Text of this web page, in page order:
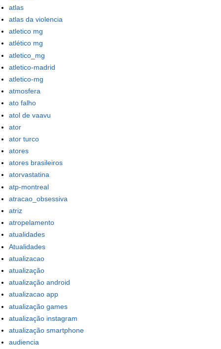
atlas
atlas da violencia
atletico mg
atlético mg
atletico_mg
atletico-madrid
atletico-mg
atmosfera
ato falho
atol de vaavu
ator
ator turco
atores
atores brasileiros
atorvastatina
atp-montreal
atracao_obsessiva
atriz
atropelamento
atualidades
Atualidades
atualizacao
atualização
atualização android
atualizacao app
atualização games
atualização instagram
atualização smartphone
audiencia